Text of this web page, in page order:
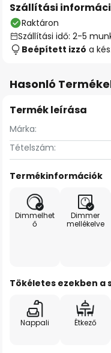
Szállítási
Raktáron
Szállítási idő: 2-5
Beépített izzó a
Hasonló
Termék leírása
Márka:
Tételszám:
Termékinformációk
Dimmelhet
ő
Dimmer
mellékelve
Tökéletes ezekben a
Nappali Étkező